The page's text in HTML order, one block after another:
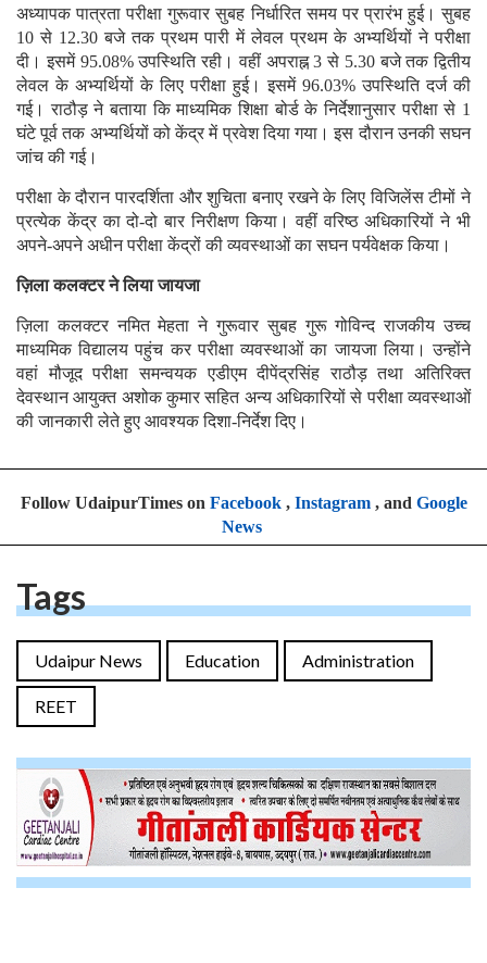
अध्यापक पात्रता परीक्षा गुरूवार सुबह निर्धारित समय पर प्रारंभ हुई। सुबह
10 से 12.30 बजे तक प्रथम पारी में लेवल प्रथम के अभ्यर्थियों ने परीक्षा
दी। इसमें 95.08% उपस्थिति रही। वहीं अपराह्न 3 से 5.30 बजे तक द्वितीय
लेवल के अभ्यर्थियों के लिए परीक्षा हुई। इसमें 96.03% उपस्थिति दर्ज की
गई। राठौड़ ने बताया कि माध्यमिक शिक्षा बोर्ड के निर्देशानुसार परीक्षा से 1
घंटे पूर्व तक अभ्यर्थियों को केंद्र में प्रवेश दिया गया। इस दौरान उनकी सघन
जांच की गई।
परीक्षा के दौरान पारदर्शिता और शुचिता बनाए रखने के लिए विजिलेंस टीमों ने
प्रत्येक केंद्र का दो-दो बार निरीक्षण किया। वहीं वरिष्ठ अधिकारियों ने भी
अपने-अपने अधीन परीक्षा केंद्रों की व्यवस्थाओं का सघन पर्यवेक्षक किया।
ज़िला कलक्टर ने लिया जायजा
ज़िला कलक्टर नमित मेहता ने गुरूवार सुबह गुरू गोविन्द राजकीय उच्च
माध्यमिक विद्यालय पहुंच कर परीक्षा व्यवस्थाओं का जायजा लिया। उन्होंने
वहां मौजूद परीक्षा समन्वयक एडीएम दीपेंद्रसिंह राठौड़ तथा अतिरिक्त
देवस्थान आयुक्त अशोक कुमार सहित अन्य अधिकारियों से परीक्षा व्यवस्थाओं
की जानकारी लेते हुए आवश्यक दिशा-निर्देश दिए।
Follow UdaipurTimes on Facebook, Instagram, and Google
News
Tags
Udaipur News Education Administration
REET